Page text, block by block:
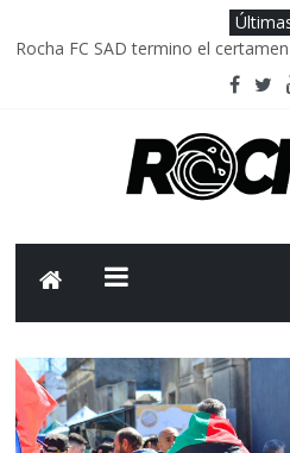
Rocha FC SAD termino el
Delegación parlamentaria
Caso Charles Carrera: la causa
Criminalidad en Uruguay: menos